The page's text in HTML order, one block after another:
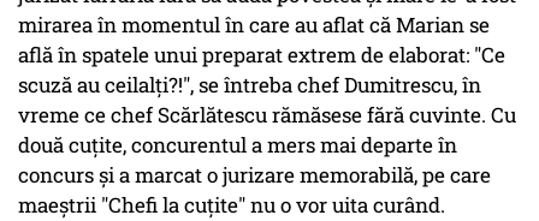
mirarea în momentul în care au aflat că Marian se
află în spatele unui preparat extrem de elaborat: "Ce
scuză au ceilalți?!", se întreba chef Dumitrescu, în
vreme ce chef Scărlătescu rămăsese fără cuvinte. Cu
două cuțite, concurentul a mers mai departe în
concurs și a marcat o jurizare memorabilă, pe care
maeștrii "Chefi la cuțite" nu o vor uita curând.